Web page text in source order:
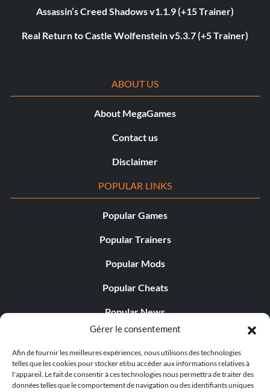
Gérer le consentement
Afin de fournir les meilleures expériences, nous utilisons des technologies
telles que les cookies pour stocker et/ou accéder aux informations relatives à
l'appareil. Le fait de consentir à ces technologies nous permettra de traiter des
données telles que le comportement de navigation ou des identifiants uniques
Assassin’s Creed Shadows v1.1.9 (+15 Trainer)
Real Return to Castle Wolfenstein v5.3.7 (+5 Trainer)
ABOUT US
About MegaGames
Contact us
Disclaimer
POPULAR LINKS
Popular Games
Popular Trainers
Popular Mods
Popular Cheats
Popular News
Popular Editorials
Popular Free Games
LATEST UPDATES